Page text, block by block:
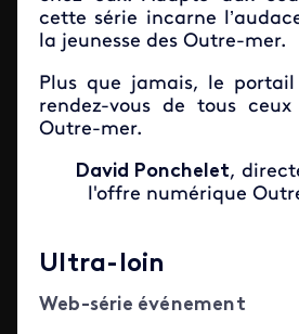
cette série incarne
la jeunesse des Outre-mer.
Plus que jamais, le
rendez-vous de tous
Outre-mer.
David Ponchelet,
l'offre numérique
Ultra-loin
Web-série événement